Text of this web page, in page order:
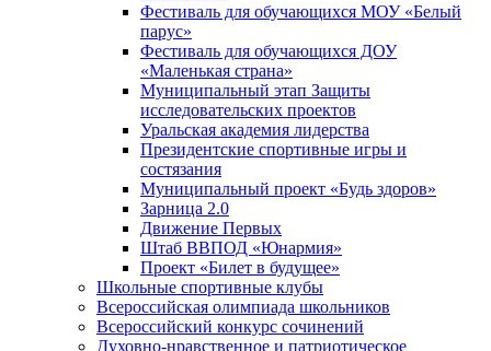
Фестиваль для обучающихся МОУ «Белый
парус»
Фестиваль для обучающихся ДОУ
«Маленькая страна»
Муниципальный этап Защиты
исследовательских проектов
Уральская академия лидерства
Президентские спортивные игры и
состязания
Муниципальный проект «Будь здоров»
Зарница 2.0
Движение Первых
Штаб ВВПОД «Юнармия»
Проект «Билет в будущее»
Школьные спортивные клубы
Всероссийская олимпиада школьников
Всероссийский конкурс сочинений
Духовно-нравственное и патриотическое